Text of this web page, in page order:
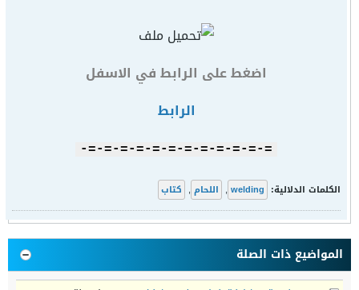
اضغط على الرابط في الاسفل
الرابط
=-=-=-=-=-=-=-=-=-=-=-=-
الكلمات الدلالية: welding
, اللحام , كتاب
المواضيع ذات الصلة